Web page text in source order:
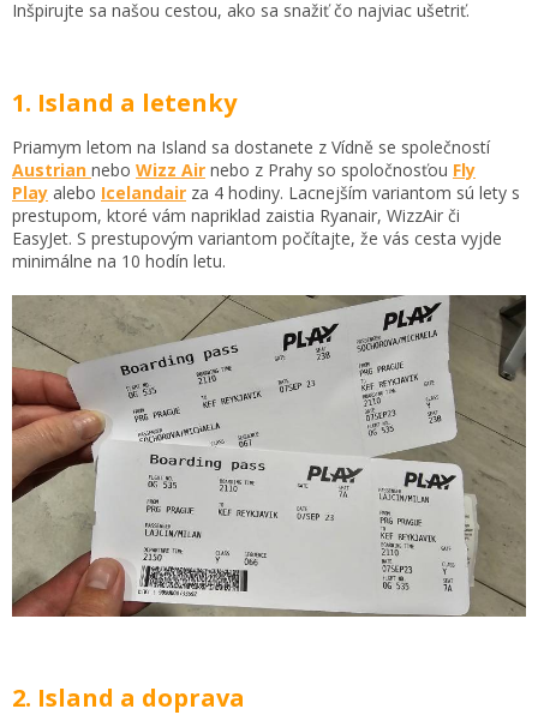
Inšpirujte sa našou cestou, ako sa snažiť čo najviac ušetriť.
1. Island a letenky
Priamym letom na Island sa dostanete z Vídně se společností
Austrian nebo Wizz Air nebo z Prahy so spoločnosťou Fly
Play alebo Icelandair za 4 hodiny. Lacnejším variantom sú lety s
prestupom, ktoré vám napriklad zaistia Ryanair, WizzAir či
EasyJet. S prestupovým variantom počítajte, že vás cesta vyjde
minimálne na 10 hodín letu.
2. Island a doprava